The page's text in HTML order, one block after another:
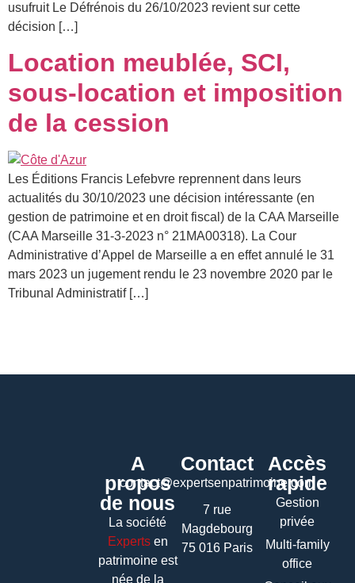
usufruit Le Défrénois du 26/10/2023 revient sur cette
décision […]
Location meublée, SCI,
sous-location et imposition
de la cession
Les Éditions Francis Lefebvre reprennent dans leurs
actualités du 30/10/2023 une décision intéressante (en
gestion de patrimoine et en droit fiscal) de la CAA Marseille
(CAA Marseille 31-3-2023 n° 21MA00318). La Cour
Administrative d’Appel de Marseille a en effet annulé le 31
mars 2023 un jugement rendu le 23 novembre 2020 par le
Tribunal Administratif […]
A
propos
de nous
La société
Expertsen
patrimoine est
née de la
Contact
contact@expertsenpatrimoine.com
7 rue
Magdebourg
75 016 Paris
Accès
rapide
Gestion
privée
Multi-family
office